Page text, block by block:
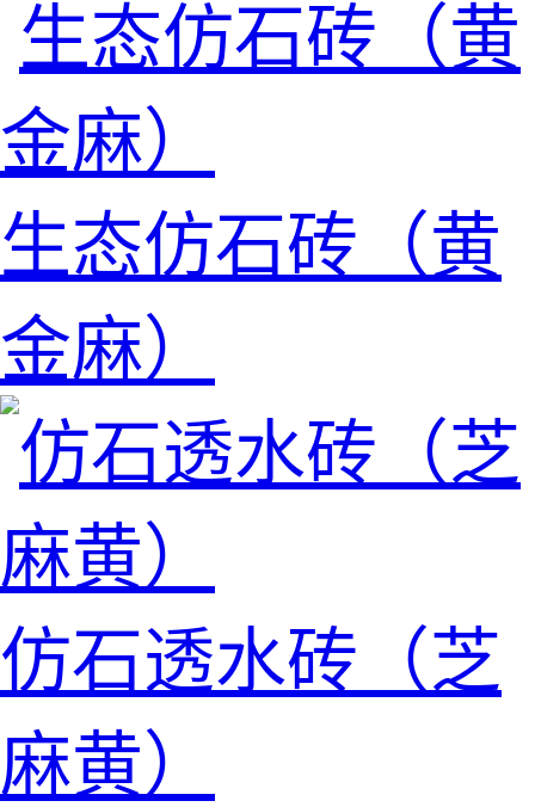
生态仿石砖（黄
金麻）
仿石透水砖（芝
麻黄）